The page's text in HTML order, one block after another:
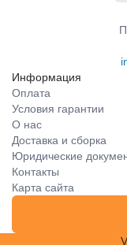
Информация
Оплата
Условия гарантии
О нас
Доставка и сборка
Юридические
Контакты
Карта сайта